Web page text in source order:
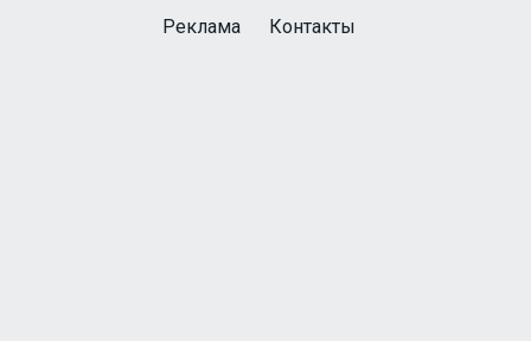
Реклама Контакты